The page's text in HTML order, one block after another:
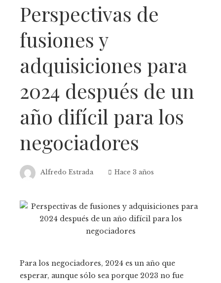
Perspectivas de
fusiones y
adquisiciones para
2024 después de un
año difícil para los
negociadores
Alfredo Estrada Hace 3 años
Para los negociadores, 2024 es un año que
esperar, aunque sólo sea porque 2023 no fue